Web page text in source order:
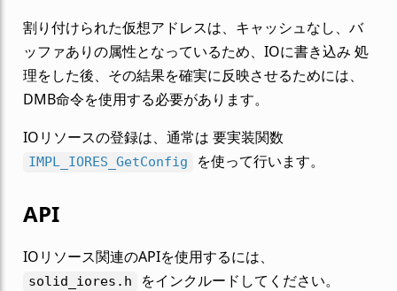
割り付けられた仮想アドレスは、キャッシュなし、バ
ッファありの属性となっているため、IOに書き込み 処
理をした後、その結果を確実に反映させるためには、
DMB命令を使用する必要があります。
IOリソースの登録は、通常は 要実装関数
IMPL_IORES_GetConfig を使って行います。
API
IOリソース関連のAPIを使用するには、
solid_iores.h をインクルードしてください。